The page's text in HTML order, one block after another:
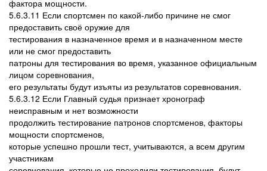
фактора мощности.
5.6.3.11 Если спортсмен по какой-либо причине не смог
предоставить своё оружие для
тестирования в назначенное время и в назначенном месте
или не смог предоставить
патроны для тестирования во время, указанное официальным
лицом соревнования,
его результаты будут изъяты из результатов соревнования.
5.6.3.12 Если Главный судья признает хронограф
неисправным и нет возможности
продолжить тестирование патронов спортсменов, факторы
мощности спортсменов,
которые успешно прошли тест, учитываются, а всем другим
участникам